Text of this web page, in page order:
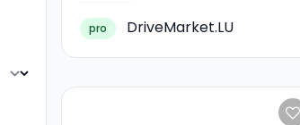
pro DriveMarket.LU